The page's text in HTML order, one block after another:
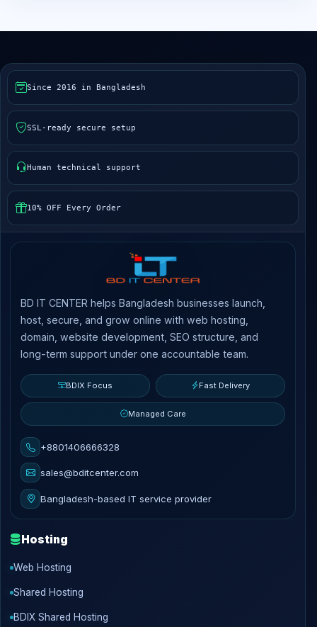
Since 2016 in Bangladesh
SSL-ready secure setup
Human technical support
10% OFF Every Order
BD IT CENTER helps Bangladesh businesses launch,
host, secure, and grow online with web hosting,
domain, website development, SEO structure, and
long-term support under one accountable team.
BDIX Focus Fast Delivery
Managed Care
+8801406666328
sales@bditcenter.com
Bangladesh-based IT service provider
Hosting
Web Hosting
Shared Hosting
BDIX Shared Hosting